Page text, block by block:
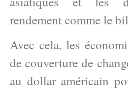
rendement comme le
Avec cela, les
de couverture de
au dollar américain